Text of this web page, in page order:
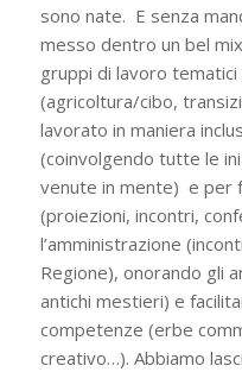
sono nate. E senza
messo dentro un bel
gruppi di lavoro
(agricoltura/cibo,
lavorato in maniera
(coinvolgendo tutte le
venute in mente) e per
(proiezioni, incontri,
l’amministrazione
Regione), onorando gli
antichi mestieri) e
competenze (erbe
creativo…). Abbiamo